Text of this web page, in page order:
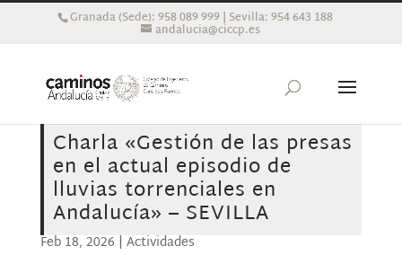
Granada (Sede): 958 089 999 | Sevilla: 954 643 188
andalucia@ciccp.es
Charla «Gestión de las presas
en el actual episodio de
lluvias torrenciales en
Andalucía» – SEVILLA
Feb 18, 2026 | Actividades